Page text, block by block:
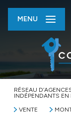
MENU
RÉSEAU
INDÉPENDANTS EN
VENTE